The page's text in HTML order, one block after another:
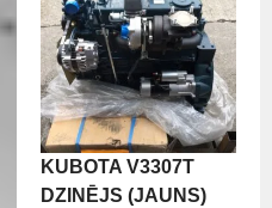
KUBOTA V3307T
DZINĒJS (JAUNS)